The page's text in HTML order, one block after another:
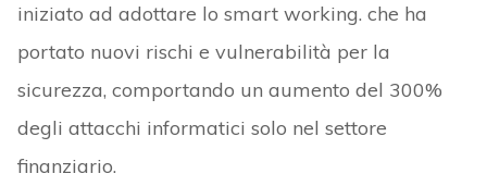
iniziato ad adottare lo smart working. che ha
portato nuovi rischi e vulnerabilità per la
sicurezza, comportando un aumento del 300%
degli attacchi informatici solo nel settore
finanziario.